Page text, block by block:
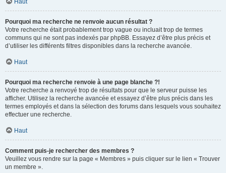
Haut
Pourquoi ma recherche ne renvoie aucun résultat ?
Votre recherche était probablement trop vague ou incluait trop de termes
communs qui ne sont pas indexés par phpBB. Essayez d’être plus précis et
d’utiliser les différents filtres disponibles dans la recherche avancée.
Haut
Pourquoi ma recherche renvoie à une page blanche ?!
Votre recherche a renvoyé trop de résultats pour que le serveur puisse les
afficher. Utilisez la recherche avancée et essayez d’être plus précis dans les
termes employés et dans la sélection des forums dans lesquels vous souhaitez
effectuer une recherche.
Haut
Comment puis-je rechercher des membres ?
Veuillez vous rendre sur la page « Membres » puis cliquer sur le lien « Trouver
un membre ».